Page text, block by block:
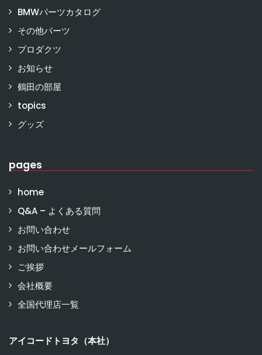
BMWパーツカタログ
その他パーツ
プロダクツ
お知らせ
鶴田の部屋
topics
グッズ
pages
home
Q&A – よくある質問
お問い合わせ
お問い合わせメールフォーム
ご挨拶
会社概要
全国代理店一覧
アイコードトヨタ（本社）